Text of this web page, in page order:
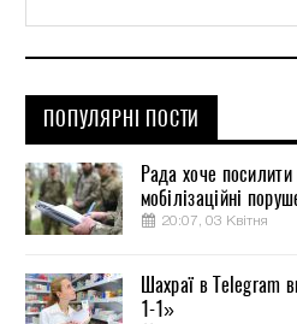
ПОПУЛЯРНІ ПОСТИ
Рада хоче посилити
мобілізаційні
20:07, 03 Квітня
Шахраї в
1-1»